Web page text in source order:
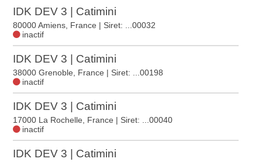
IDK DEV 3 | Catimini
80000 Amiens, France | Siret: ...00032
inactif
IDK DEV 3 | Catimini
38000 Grenoble, France | Siret: ...00198
inactif
IDK DEV 3 | Catimini
17000 La Rochelle, France | Siret: ...00040
inactif
IDK DEV 3 | Catimini